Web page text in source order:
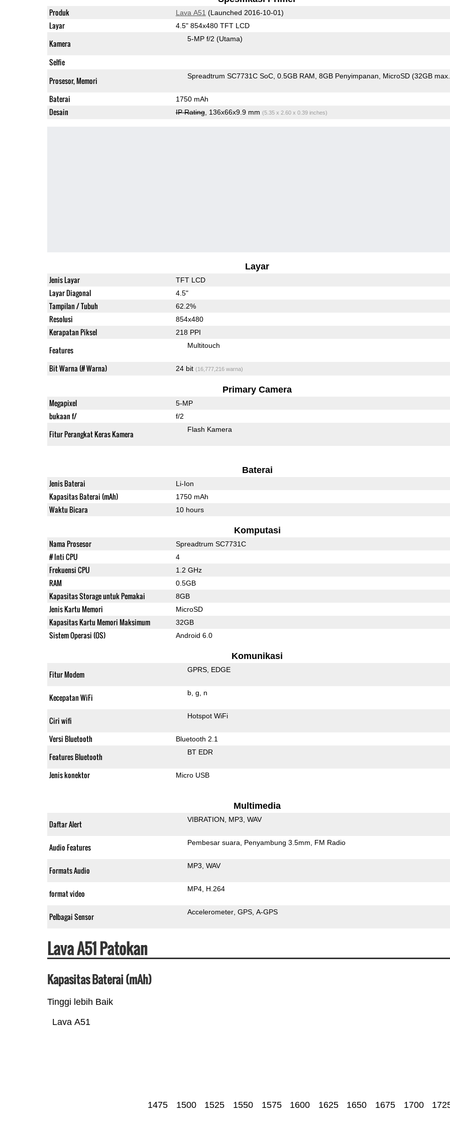
Produk Lava A51 (Launched 2016-10-01)
Layar 4.5" 854x480 TFT LCD
Kamera 5-MP f/2 (Utama)
Selfie
Prosesor, Memori
Spreadtrum SC7731C SoC 0.5GB RAM 8GB Penyimpanan MicroSD (32GB
Baterai 1750 mAh
Desain IP Rating, 136x66x9.9 mm (5.35 x 2.60 x 0.39 inches)
Layar
Jenis Layar TFT LCD
Layar Diagonal 4.5"
Tampilan / Tubuh 62.2%
Resolusi 854x480
Kerapatan Piksel 218 PPI
Features Multitouch
Bit Warna (# Warna) 24 bit (16,777,216 warna)
Primary Camera
Megapixel 5-MP
bukaan f/ f/2
Fitur Perangkat Keras Kamera Flash Kamera
Baterai
Jenis Baterai Li-Ion
Kapasitas Baterai (mAh) 1750 mAh
Waktu Bicara 10 hours
Komputasi
Nama Prosesor Spreadtrum SC7731C
# Inti CPU 4
Frekuensi CPU 1.2 GHz
RAM 0.5GB
Kapasitas Storage untuk Pemakai 8GB
Jenis Kartu Memori MicroSD
Kapasitas Kartu Memori Maksimum 32GB
Sistem Operasi (OS) Android 6.0
Komunikasi
Fitur Modem GPRS EDGE
Kecepatan WiFi b g n
Ciri wifi Hotspot WiFi
Versi Bluetooth Bluetooth 2.1
Features Bluetooth BT EDR
Jenis konektor Micro USB
Multimedia
Daftar Alert VIBRATION MP3 WAV
Audio Features Pembesar suara Penyambung 3.5mm FM Radio
Formats Audio MP3 WAV
format video MP4 H.264
Pelbagai Sensor Accelerometer GPS A-GPS
Lava A51 Patokan
Kapasitas Baterai (mAh)
Tinggi lebih Baik
Lava A51
1475 1500 1525 1550 1575 1600 1625 1650 1675 1700